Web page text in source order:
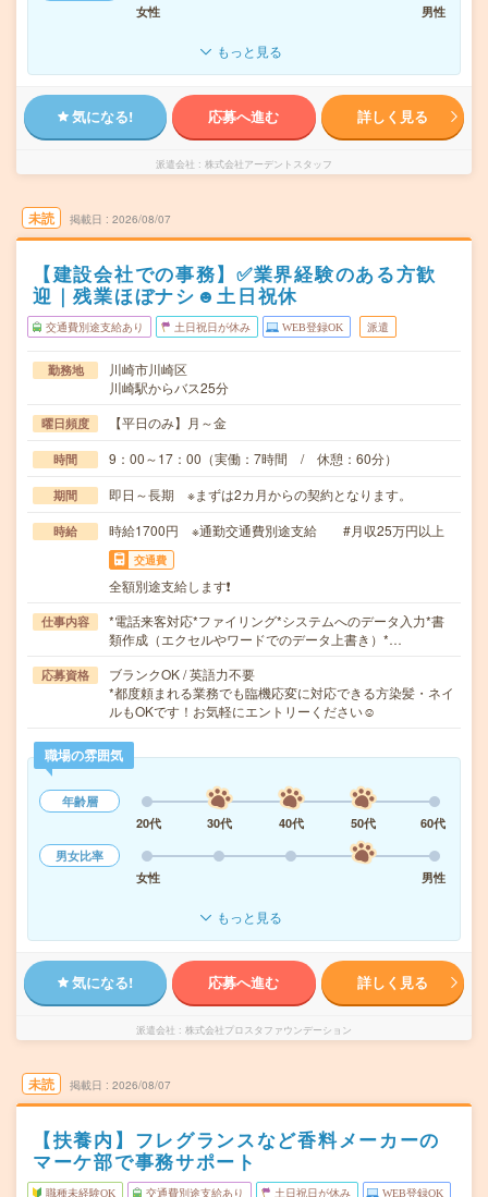
女性
男性
もっと見る
気になる! 応募へ進む 詳しく見る
派遣会社 株式会社アーデントスタッフ
未読 掲載日 2026/08/07
【建設会社での事務】✅業界経験のある方歓
迎｜残業ほぼナシ☻土日祝休
交通費別途支給あり 土日祝日が休み WEB登録OK 派遣
勤務地
川崎市川崎区
川崎駅からバス25分
曜日頻度 【平日のみ】月～金
時間 9：00～17：00（実働：7時間 / 休憩：60分）
期間 即日～長期 ※まずは2カ月からの契約となります。
時給 時給1700円 ※通勤交通費別途支給 #月収25万円以上
交通費
全額別途支給します❗️
仕事内容
*電話来客対応*ファイリング*システムへのデータ入力*書
類作成（エクセルやワードでのデータ上書き）*…
応募資格
ブランクOK / 英語力不要
*都度頼まれる業務でも臨機応変に対応できる方染髪・ネイ
ルもOKです！お気軽にエントリーください☺︎
職場の雰囲気
年齢層
20代
30代 40代 50代
60代
男女比率
女性
男性
もっと見る
気になる! 応募へ進む 詳しく見る
派遣会社 株式会社プロスタファウンデーション
未読 掲載日 2026/08/07
【扶養内】フレグランスなど香料メーカーの
マーケ部で事務サポート
職種未経験OK 交通費別途支給あり 土日祝日が休み WEB登録OK